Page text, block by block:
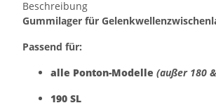
Beschreibung
Gummilager für
Passend für:
alle Ponton-Modelle (außer 180
190 SL